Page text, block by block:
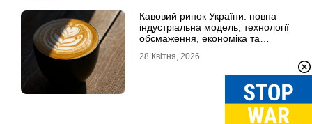
Кавовий ринок України: повна
індустріальна модель, технології
обсмаження, економіка та
28 Квітня, 2026